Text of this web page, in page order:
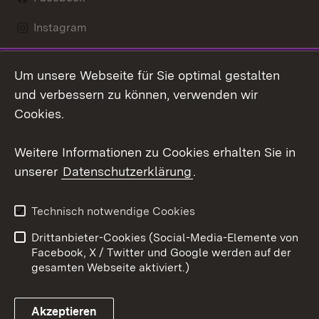
Instagram
Social Wall
Youtube
Kontakt
Datenschutz
Barrierefreiheit
Impressum Cookies
Um unsere Webseite für Sie optimal gestalten
und verbessern zu können, verwenden wir
Cookies.
Weitere Informationen zu Cookies erhalten Sie in
unserer Datenschutzerklärung.
Technisch notwendige Cookies
Drittanbieter-Cookies (Social-Media-Elemente von
Facebook, X / Twitter und Google werden auf der
gesamten Webseite aktiviert.)
Akzeptieren